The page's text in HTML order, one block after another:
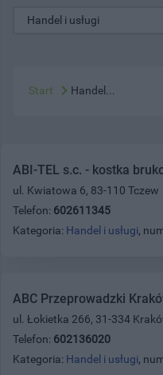
Start Handel...
ABI-TEL s.c. - kostka
ul. Kwiatowa 6, 83-110 Tczew
Telefon: 602611345
Kategoria: Handel i usługi,
ABC Przeprowadzki
ul. Łokietka 266, 31-334
Telefon: 602136020
Kategoria: Handel i usługi,